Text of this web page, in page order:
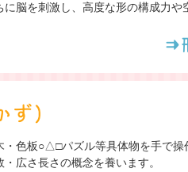
に脳を刺激し、高度な形の構成力や
⇒
ず)
・色板○△□パズル等具体物を手で
広さ長さの概念を養います。